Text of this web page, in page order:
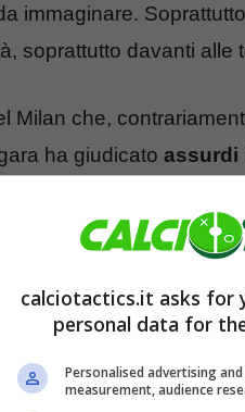
immaginare.
soprattutto davanti alle
Milan che,
ha giudicato assurdi
ad un calcio
non questi contatti
parole a dare vita alla
ha
calciotactics.it asks for
personal data for
Personalised advertising
measurement, audience